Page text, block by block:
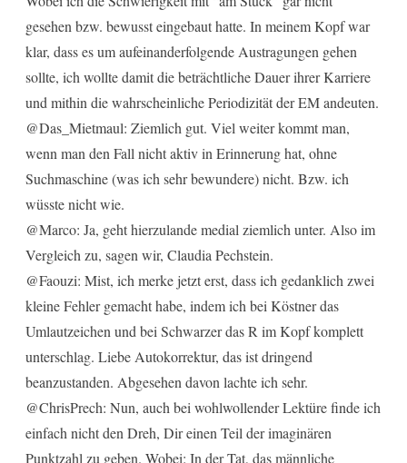
gesehen bzw. bewusst eingebaut hatte. In meinem Kopf war
klar, dass es um aufeinanderfolgende Austragungen gehen
sollte, ich wollte damit die beträchtliche Dauer ihrer Karriere
und mithin die wahrscheinliche Periodizität der EM andeuten.
@Das_Mietmaul: Ziemlich gut. Viel weiter kommt man,
wenn man den Fall nicht aktiv in Erinnerung hat, ohne
Suchmaschine (was ich sehr bewundere) nicht. Bzw. ich
wüsste nicht wie.
@Marco: Ja, geht hierzulande medial ziemlich unter. Also im
Vergleich zu, sagen wir, Claudia Pechstein.
@Faouzi: Mist, ich merke jetzt erst, dass ich gedanklich zwei
kleine Fehler gemacht habe, indem ich bei Köstner das
Umlautzeichen und bei Schwarzer das R im Kopf komplett
unterschlag. Liebe Autokorrektur, das ist dringend
beanzustanden. Abgesehen davon lachte ich sehr.
@ChrisPrech: Nun, auch bei wohlwollender Lektüre finde ich
einfach nicht den Dreh, Dir einen Teil der imaginären
Punktzahl zu geben. Wobei: In der Tat, das männliche